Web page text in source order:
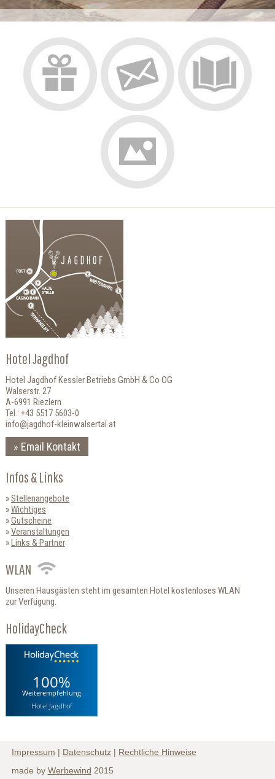
Hotel Jagdhof
Hotel Jagdhof Kessler Betriebs GmbH & Co OG
Walserstr. 27
A-6991 Riezlern
Tel.: +43 5517 5603-0
info@jagdhof-kleinwalsertal.at
Email Kontakt
Infos & Links
Stellenangebote
Wichtiges
Gutscheine
Veranstaltungen
Links & Partner
WLAN
Unseren Hausgästen steht im gesamten Hotel kostenloses WLAN
zur Verfügung.
HolidayCheck
100%
Weiterempfehlung
Hotel Jagdhof
Impressum | Datenschutz| Rechtliche Hinweise
made by Werbewind 2015